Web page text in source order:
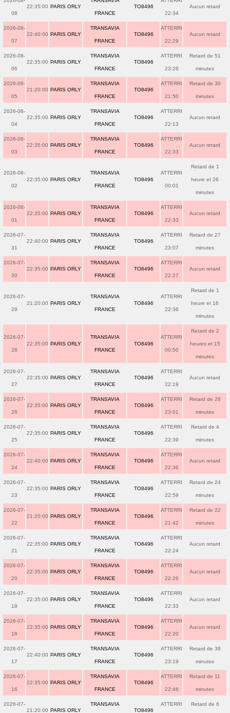
08
22:35:00 PARIS ORLY
FRANCE
TO8496
22:34
Aucun retard
2026-08-
07
22:40:00 PARIS ORLY
TRANSAVIA
FRANCE
TO8496
ATTERRI
22:29
Aucun retard
2026-08-
06
22:35:00 PARIS ORLY
TRANSAVIA
FRANCE
TO8496
ATTERRI
23:26
Retard de 51
minutes
2026-08-
05
21:20:00 PARIS ORLY
TRANSAVIA
FRANCE
TO8496
ATTERRI
21:50
Retard de 30
minutes
2026-08-
04
22:35:00 PARIS ORLY
TRANSAVIA
FRANCE
TO8496
ATTERRI
22:13
Aucun retard
2026-08-
03
22:35:00 PARIS ORLY
TRANSAVIA
FRANCE
TO8496
ATTERRI
22:33
Aucun retard
2026-08-
02
22:35:00 PARIS ORLY
TRANSAVIA
FRANCE
TO8496
ATTERRI
00:01
Retard de 1
heure et 26
minutes
2026-08-
01
22:35:00 PARIS ORLY
TRANSAVIA
FRANCE
TO8496
ATTERRI
22:33
Aucun retard
2026-07-
31
22:40:00 PARIS ORLY
TRANSAVIA
FRANCE
TO8496
ATTERRI
23:07
Retard de 27
minutes
2026-07-
30
22:35:00 PARIS ORLY
TRANSAVIA
FRANCE
TO8496
ATTERRI
22:27
Aucun retard
2026-07-
29
21:20:00 PARIS ORLY
TRANSAVIA
FRANCE
TO8496
ATTERRI
22:36
Retard de 1
heure et 16
minutes
2026-07-
28
22:35:00 PARIS ORLY
TRANSAVIA
FRANCE
TO8496
ATTERRI
00:50
Retard de 2
heures et 15
minutes
2026-07-
27
22:35:00 PARIS ORLY
TRANSAVIA
FRANCE
TO8496
ATTERRI
22:19
Aucun retard
2026-07-
26
22:35:00 PARIS ORLY
TRANSAVIA
FRANCE
TO8496
ATTERRI
23:01
Retard de 26
minutes
2026-07-
25
22:35:00 PARIS ORLY
TRANSAVIA
FRANCE
TO8496
ATTERRI
22:39
Retard de 4
minutes
2026-07-
24
22:40:00 PARIS ORLY
TRANSAVIA
FRANCE
TO8496
ATTERRI
22:36
Aucun retard
2026-07-
23
22:35:00 PARIS ORLY
TRANSAVIA
FRANCE
TO8496
ATTERRI
22:59
Retard de 24
minutes
2026-07-
22
21:20:00 PARIS ORLY
TRANSAVIA
FRANCE
TO8496
ATTERRI
21:42
Retard de 22
minutes
2026-07-
21
22:35:00 PARIS ORLY
TRANSAVIA
FRANCE
TO8496
ATTERRI
22:24
Aucun retard
2026-07-
20
22:35:00 PARIS ORLY
TRANSAVIA
FRANCE
TO8496
ATTERRI
22:26
Aucun retard
2026-07-
19
22:35:00 PARIS ORLY
TRANSAVIA
FRANCE
TO8496
ATTERRI
22:33
Aucun retard
2026-07-
18
22:35:00 PARIS ORLY
TRANSAVIA
FRANCE
TO8496
ATTERRI
22:20
Aucun retard
2026-07-
17
22:40:00 PARIS ORLY
TRANSAVIA
FRANCE
TO8496
ATTERRI
23:19
Retard de 39
minutes
2026-07-
16
22:35:00 PARIS ORLY
TRANSAVIA
FRANCE
TO8496
ATTERRI
22:46
Retard de 11
minutes
2026-07-
21:20:00 PARIS ORLY
TRANSAVIA
TO8496
ATTERRI Retard de 6